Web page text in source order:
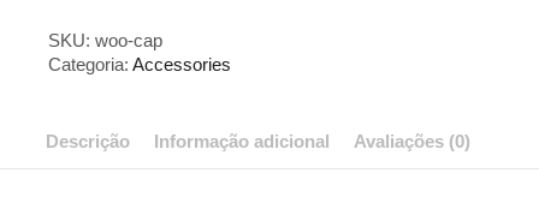
SKU: woo-cap
Categoria: Accessories
Descrição Informação adicional Avaliações (0)